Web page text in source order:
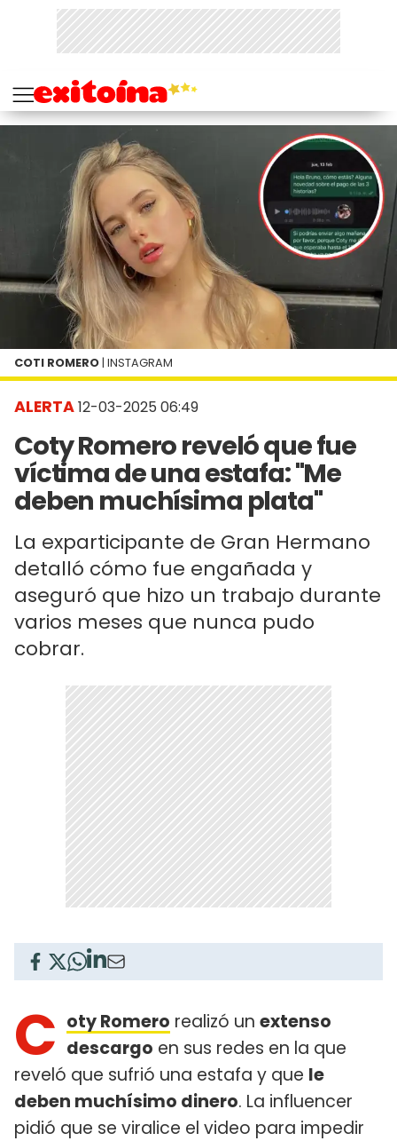
ALERTA12-03-2025 06:49
Coty Romero reveló que fue
víctima de una estafa: "Me
deben muchísima plata"
La exparticipante de Gran Hermano
detalló cómo fue engañada y
aseguró que hizo un trabajo durante
varios meses que nunca pudo
cobrar.
COTI ROMERO | INSTAGRAM
C oty Romero realizó un extenso
descargo en sus redes en la que
reveló que sufrió una estafa y que le
deben muchísimo dinero. La influencer
pidió que se viralice el video para impedir